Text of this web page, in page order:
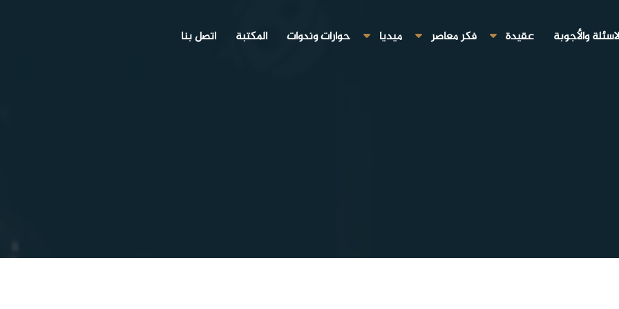
والأجوبة عقيدة فكر معاصر ميديا حوارات وندوات المكتبة اتصل بنا